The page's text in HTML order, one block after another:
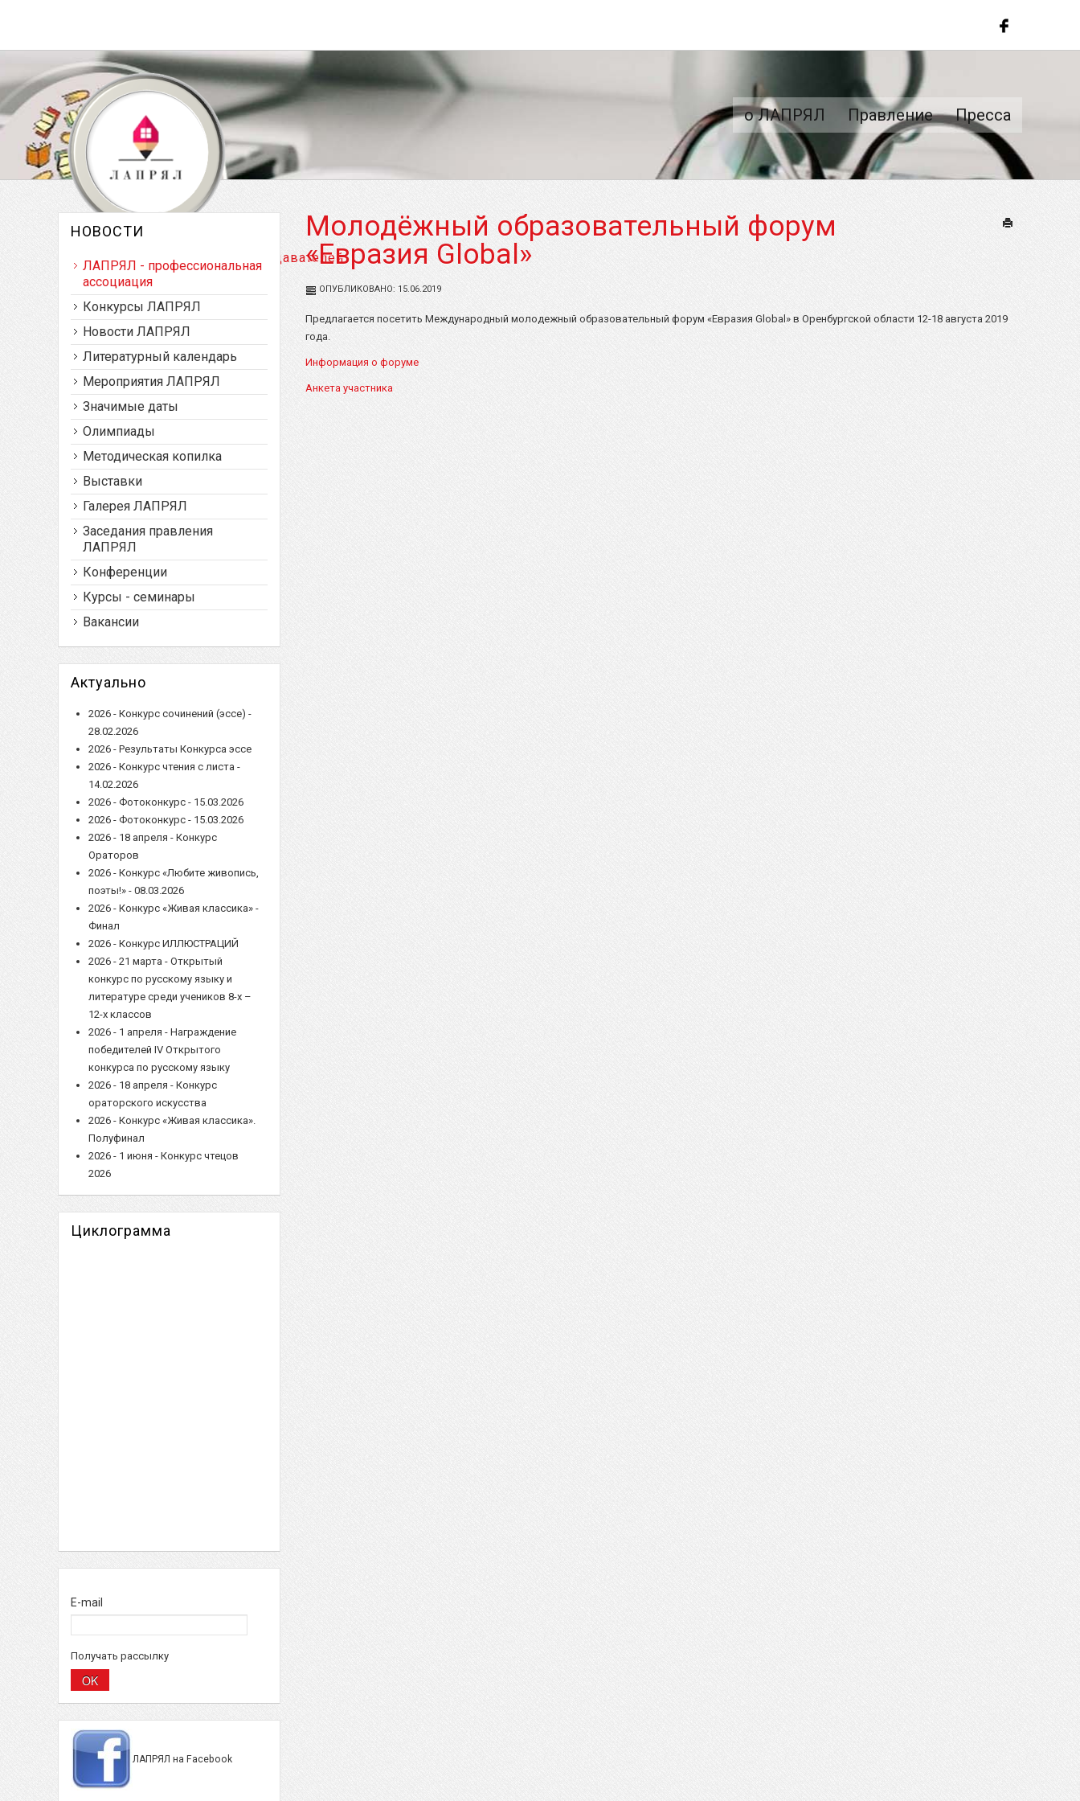
Латвийская ассоциация преподавателей
русского языка и литературы
о ЛАПРЯЛ Правление Пресса
НОВОСТИ
ЛАПРЯЛ - профессиональная
ассоциация
Конкурсы ЛАПРЯЛ
Новости ЛАПРЯЛ
Литературный календарь
Мероприятия ЛАПРЯЛ
Значимые даты
Олимпиады
Методическая копилка
Выставки
Галерея ЛАПРЯЛ
Заседания правления
ЛАПРЯЛ
Конференции
Курсы - семинары
Вакансии
Актуально
2026 - Конкурс сочинений (эссе) -
28.02.2026
2026 - Результаты Конкурса эссе
2026 - Конкурс чтения с листа -
14.02.2026
2026 - Фотоконкурс - 15.03.2026
2026 - Фотоконкурс - 15.03.2026
2026 - 18 апреля - Конкурс
Ораторов
2026 - Конкурс «Любите живопись,
поэты!» - 08.03.2026
2026 - Конкурс «Живая классика» -
Финал
2026 - Конкурс ИЛЛЮСТРАЦИЙ
2026 - 21 марта - Открытый
конкурс по русскому языку и
литературе среди учеников 8-х –
12-х классов
2026 - 1 апреля - Награждение
победителей IV Открытого
конкурса по русскому языку
2026 - 18 апреля - Конкурс
ораторского искусства
2026 - Конкурс «Живая классика».
Полуфинал
2026 - 1 июня - Конкурс чтецов
2026
Циклограмма
E-mail
Получать рассылку
ЛАПРЯЛ на Facebook
Молодёжный образовательный форум
«Евразия Global»
ОПУБЛИКОВАНО: 15.06.2019
Предлагается посетить Международный молодежный образовательный форум «Евразия Global » в Оренбургской области 12-18 августа 2019
года.
Информация о форуме
Анкета участника